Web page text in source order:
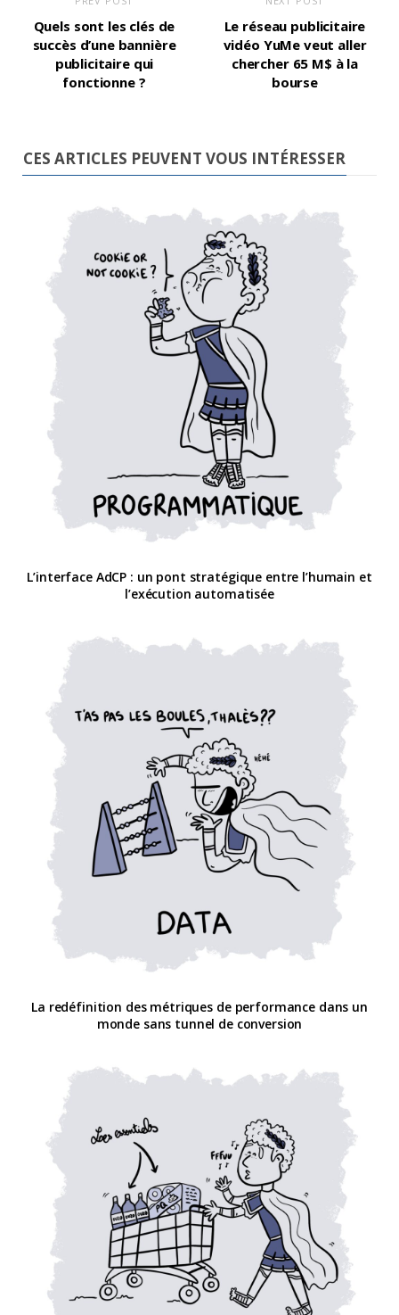
Quels sont les clés de
succès d’une bannière
publicitaire qui
fonctionne ?
Le réseau publicitaire
vidéo YuMe veut aller
chercher 65 M$ à la
bourse
CES ARTICLES PEUVENT VOUS INTÉRESSER
L’interface AdCP : un pont stratégique entre l’humain et
l’exécution automatisée
La redéfinition des métriques de performance dans un
monde sans tunnel de conversion